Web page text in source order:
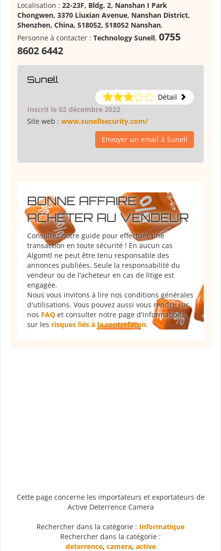
Localisation : 22-23F, Bldg. 2, Nanshan I Park
Chongwen, 3370 Liuxian Avenue, Nanshan District,
Shenzhen, China, 518052, 518052 Nanshan,
Personne à contacter : Technology Sunell, 0755
8602 6442
Sunell
Détail
Inscrit le 02 décembre 2022
Site web : www.sunellsecurity.com/
Envoyer un email à Sunell
BONNE AFFAIRE :
ACHETER AU VENDEUR
Consultez notre guide pour effectuer une
transaction en toute sécurité ! En aucun cas
Algomtl ne peut être tenu responsable des
annonces publiées. Seule la responsabilité du
vendeur ou de l'acheteur en cas de litige est
engagée.
Nous vous invitons à lire nos conditions générales
d'utilisations. Vous pouvez aussi vous rendre sur
nos FAQ et consulter notre page d'informations
sur les risques liés à la contrefaçon.
Cette page concerne les importateurs et exportateurs de
Active Deterrence Camera
Rechercher dans la catégorie : Informatique
Rechercher dans la catégorie :
deterrence, camera, active